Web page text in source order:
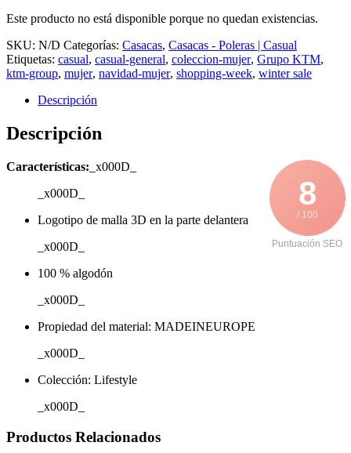
original
S/232.15.
actual
S/150.90.
Este producto no está disponible porque no quedan existencias.
SKU: N/D Categorías: Casacas, Casacas - Poleras | Casual
Etiquetas: casual, casual-general, coleccion-mujer, Grupo KTM,
ktm-group, mujer, navidad-mujer, shopping-week, winter sale
Descripción
Descripción
8
/ 100
Puntuación SEO
Características: _x000D_
_x000D_
Logotipo de malla 3D en la parte delantera
_x000D_
100 % algodón
_x000D_
Propiedad del material: MADEINEUROPE
_x000D_
Colección: Lifestyle
_x000D_
Productos Relacionados